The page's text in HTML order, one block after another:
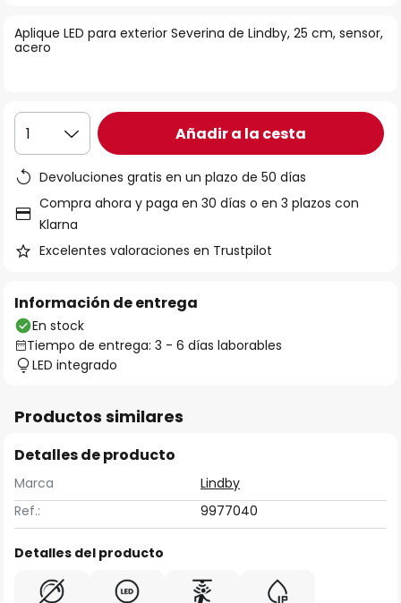
galería
de
Aplique LED para exterior Severina de Lindby, 25 cm, sensor,
acero
1 Añadir a la cesta
Devoluciones gratis en un plazo de 50 días
Compra ahora y paga en 30 días o en 3 plazos con
Klarna
Excelentes valoraciones en Trustpilot
Información de entrega
En stock
Tiempo de entrega: 3 - 6 días laborables
LED integrado
Productos similares
Detalles de producto
Marca
Lindby
Ref.:
9977040
Detalles del producto